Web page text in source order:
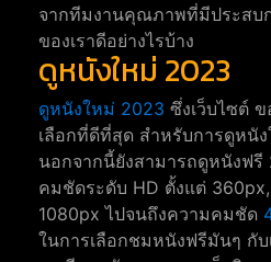
จากทีมงานคุณภาพที่มีประสบ
ของเราดีอย่างไรบ้าง
ดูหนังใหม่ 2023
ดูหนังใหม่ 2023 ซึ่งเว็บไซต์ ข
เลือกที่ดีที่สุด สำหรับการดูหนั
นอกจากนี้ยังสามารถดูหนังฟ
คมชัดระดับ HD ตั้งแต่
1080px ไปจนถึงความคมชัด
ในการเลือกชมหนังฟรีมันๆ กับ